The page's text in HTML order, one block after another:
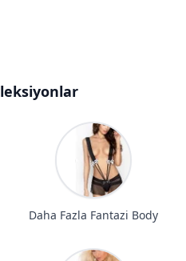
Daha Fazla Fantazi Body